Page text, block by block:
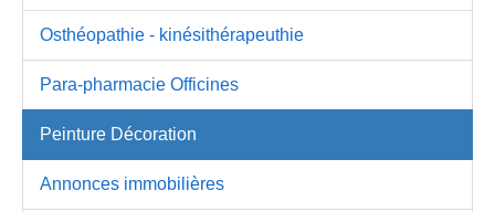
Osthéopathie - kinésithérapeuthie
Para-pharmacie Officines
Peinture Décoration
Annonces immobilières